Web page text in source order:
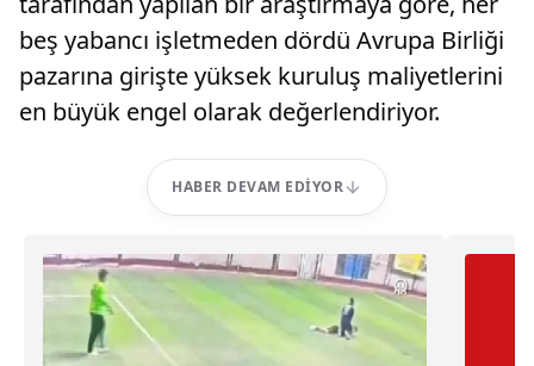
beş yabancı işletmeden dördü Avrupa Birliği
pazarına girişte yüksek kuruluş maliyetlerini
en büyük engel olarak değerlendiriyor.
HABER DEVAM EDIYOR